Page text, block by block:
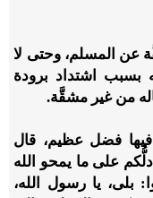
عن المسلم، وحتى لا
بسبب اشتداد برودة
من غير مشقَّة.
فيها فضل عظيم، قال
على ما يمحو الله
بلى، يا رسول الله،